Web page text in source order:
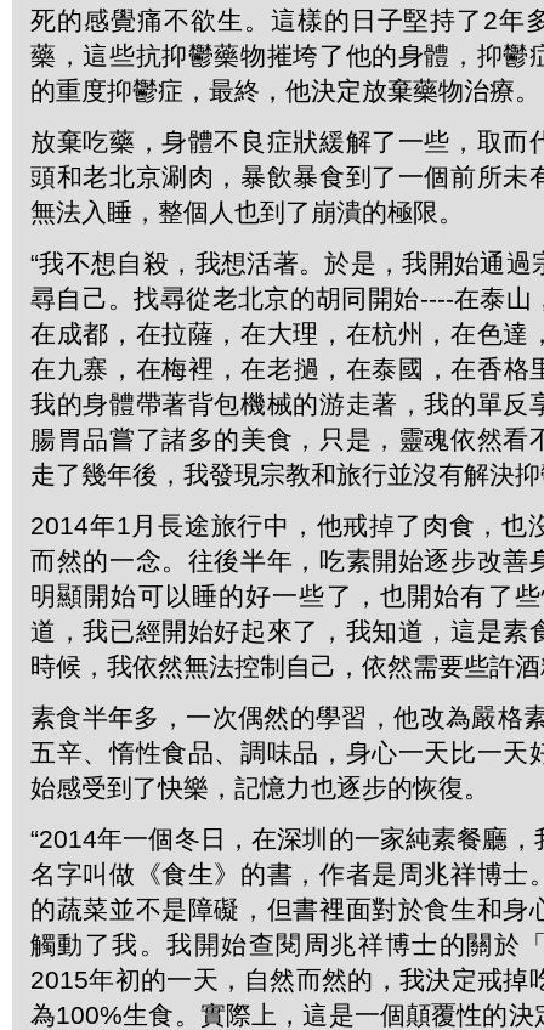
死的感覺痛不欲生。這樣的日子堅持了2年
藥，這些抗抑鬱藥物摧垮了他的身體，抑鬱
的重度抑鬱症，最終，他決定放棄藥物治療。
放棄吃藥，身體不良症狀緩解了一些，取而
頭和老北京涮肉，暴飲暴食到了一個前所未
無法入睡，整個人也到了崩潰的極限。
“我不想自殺，我想活著。於是，我開始通過
尋自己。找尋從老北京的胡同開始----在泰山
在成都，在拉薩，在大理，在杭州，在色達
在九寨，在梅裡，在老撾，在泰國，在香
我的身體帶著背包機械的游走著，我的單反
腸胃品嘗了諸多的美食，只是，靈魂依然看
走了幾年後，我發現宗教和旅行並沒有解決抑
2014年1月長途旅行中，他戒掉了肉食，也
而然的一念。往後半年，吃素開始逐步改善
明顯開始可以睡的好一些了，也開始有了
道，我已經開始好起來了，我知道，這是素
時候，我依然無法控制自己，依然需要些許酒
素食半年多，一次偶然的學習，他改為嚴格
五辛、惰性食品、調味品，身心一天比一天
始感受到了快樂，記憶力也逐步的恢復。
“2014年一個冬日，在深圳的一家純素餐廳
名字叫做《食生》的書，作者是周兆祥博士
的蔬菜並不是障礙，但書裡面對於食生和身
觸動了我。我開始查閱周兆祥博士的關於
2015年初的一天，自然而然的，我決定戒掉
為100%生食。實際上，這是一個顛覆性的決